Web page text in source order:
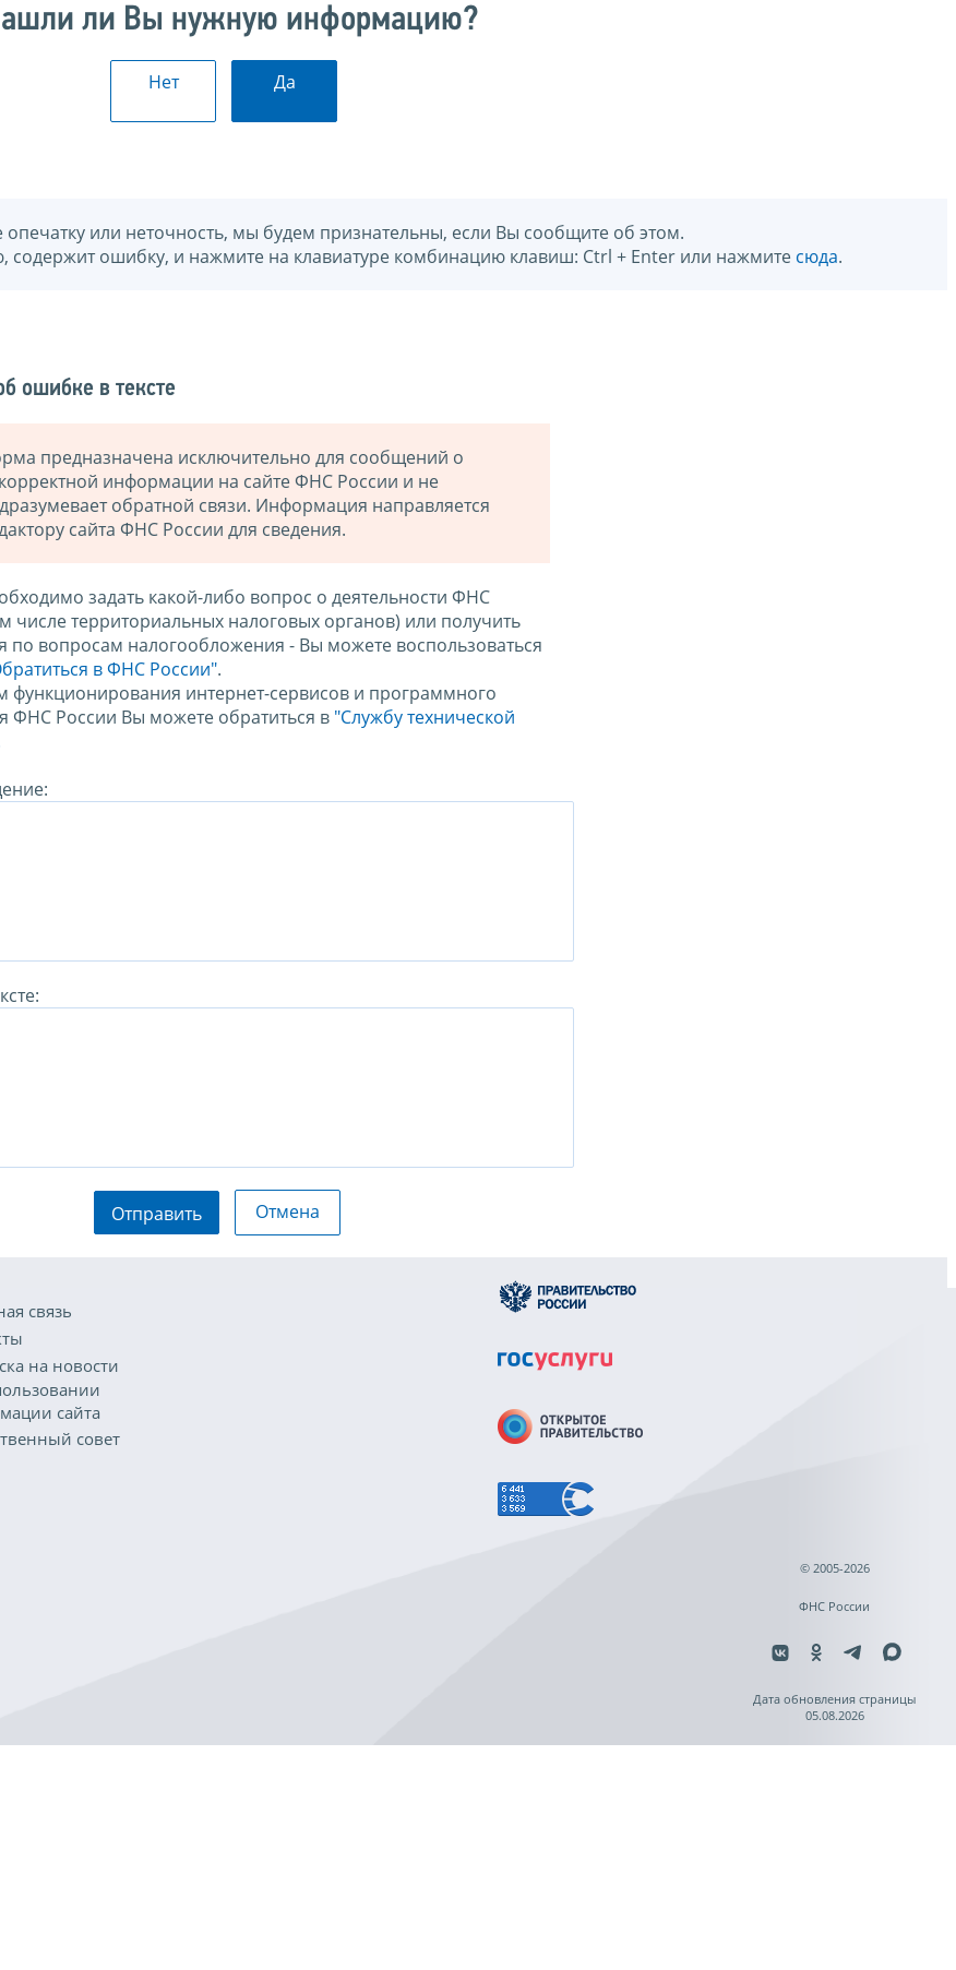
ли Вы нужную информацию?
Нет Да
опечатку или неточность, мы будем признательны, если Вы сообщите об этом.
содержит ошибку, и нажмите на клавиатуре комбинацию клавиш: Ctrl + Enter или нажмите сюда.
ошибке в тексте
предназначена исключительно для сообщений о
информации на сайте ФНС России и не
обратной связи. Информация направляется
сайта ФНС России для сведения.
задать какой-либо вопрос о деятельности ФНС
числе территориальных налоговых органов) или получить
по вопросам налогообложения - Вы можете воспользоваться
в ФНС России".
функционирования интернет-сервисов и программного
ФНС России Вы можете обратиться в "Службу технической
Отправить Отмена
связь
на новости
сайта
совет
© 2005-2026
ФНС России
Дата обновления страницы
05.08.2026